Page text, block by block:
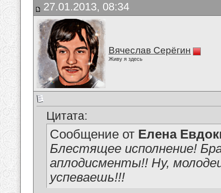
27.01.2013, 08:34
Вячеслав Серёгин
Живу я здесь
Цитата:
Сообщение от Елена
Блестящее исполнение!
аплодисменты!! Ну,
успеваешь!!!